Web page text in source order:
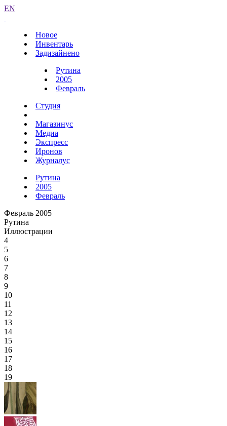
EN
Новое
Инвентарь
Задизайнено
Рутина
2005
Февраль
Студия
Магазинус
Медиа
Экспресс
Иронов
Журналус
Рутина
2005
Февраль
Февраль 2005
Рутина
Иллюстрации
4
5
6
7
8
9
10
11
12
13
14
15
16
17
18
19